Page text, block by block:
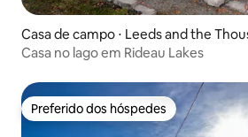
Casa de campo ⋅ Leeds and the
ds
Casa no lago em Rideau Lakes
Preferido dos hóspedes
Preferido dos hóspedes